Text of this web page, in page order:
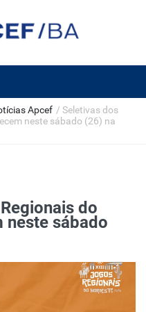
Apcef / Seletivas dos
neste sábado (26) na
do
neste sábado